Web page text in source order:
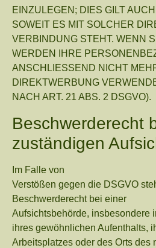
EINZULEGEN; DIES GILT
SOWEIT ES MIT SOLCHER
VERBINDUNG STEHT. WENN
WERDEN IHRE
ANSCHLIESSEND NICHT
DIREKTWERBUNG
NACH ART. 21 ABS. 2 DSGVO).
Beschwerde­recht
zuständigen
Im Falle von
Verstößen gegen die DSGVO
Beschwerderecht bei einer
Aufsichtsbehörde, insbesondere
ihres gewöhnlichen Aufenthalts,
Arbeitsplatzes oder des Orts des